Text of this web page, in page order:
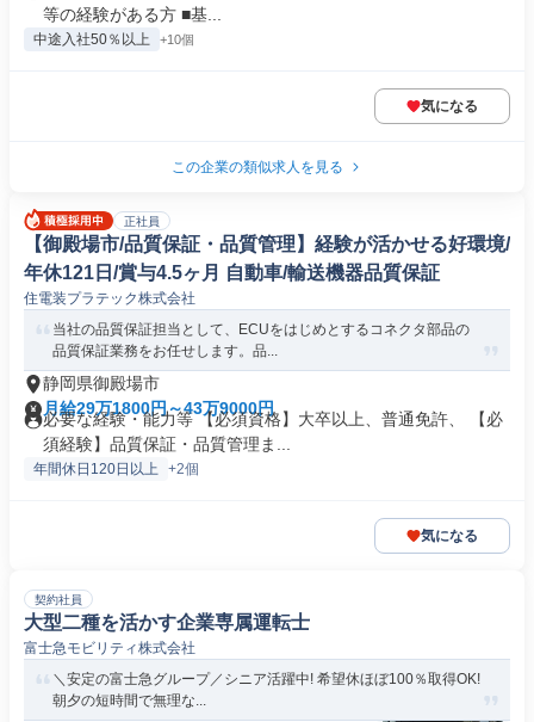
等の経験がある方 ■基...
中途入社50％以上 +10個
気になる
この企業の類似求人を見る
正社員
【御殿場市/品質保証・品質管理】経験が活かせる好環境/
年休121日/賞与4.5ヶ月 自動車/輸送機器品質保証
住電装プラテック株式会社
当社の品質保証担当として、ECUをはじめとするコネクタ部品の
品質保証業務をお任せします。品...
静岡県御殿場市
月給29万1800円～43万9000円
必要な経験・能力等 【必須資格】大卒以上、普通免許、 【必
須経験】品質保証・品質管理ま...
年間休日120日以上 +2個
気になる
契約社員
大型二種を活かす企業専属運転士
富士急モビリティ株式会社
＼安定の富士急グループ／シニア活躍中! 希望休ほぼ100％取得OK!
朝夕の短時間で無理な...